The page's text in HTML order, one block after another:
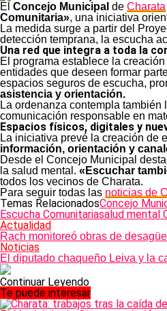
El Concejo Municipal de Charata
Comunitaria», una iniciativa
La medida surge a partir del
detección temprana, la escucha
Una red que integra a toda la
El programa establece la creación
entidades que deseen formar
espacios seguros de escucha,
asistencia y orientación.
La ordenanza contempla
comunicación responsable en
Espacios físicos, digitales y
La iniciativa prevé la creación de
información, orientación y
Desde el Concejo Municipal
la salud mental. «Escuchar
todos los vecinos de Charata.
Para seguir todas las noticias de
Temas RelacionadosConcejo
Escucha Comunitariasalud mental
Actualidad
Rach monitoreó obras de
Noticias
El diputado chaqueño Leiva y la
Continuar Leyendo
Te puede interesar